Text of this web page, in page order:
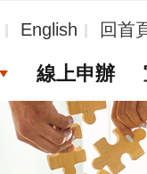
English 回首
線上申辦